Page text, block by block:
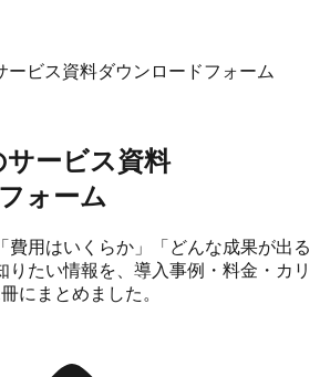
ービス資料ダウンロードフォーム
サービス資料
ォーム
費用はいくらか」「どんな成果が出る
たい情報を、導入事例・料金・カリ
にまとめました。